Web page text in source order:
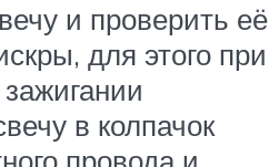
и проверить её
для этого при
в колпачок